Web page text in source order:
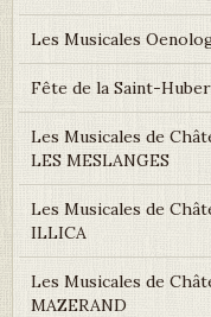
Les Musicales
Fête de la Saint-
Les Musicales de
LES MESLANGES
Les Musicales de
ILLICA
Les Musicales de
MAZERAND